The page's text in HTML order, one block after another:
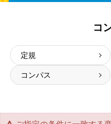
コ
定規
コンパス